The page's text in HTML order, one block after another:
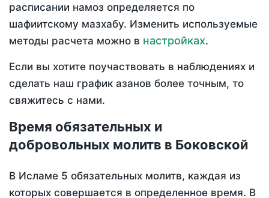
расписании намоз определяется по
шафиитскому мазхабу. Изменить используемые
методы расчета можно в настройках.
Если вы хотите поучаствовать в наблюдениях и
сделать наш график азанов более точным, то
свяжитесь с нами.
Время обязательных и
добровольных молитв в Боковской
В Исламе 5 обязательных молитв, каждая из
которых совершается в определенное время. В